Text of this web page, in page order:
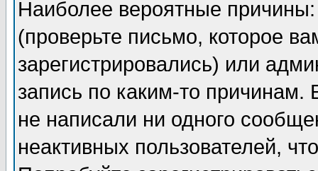
Наиболее вероятные
(проверьте письмо, которое
зарегистрировались) или
запись по каким-то
не написали ни одного
неактивных пользователей,